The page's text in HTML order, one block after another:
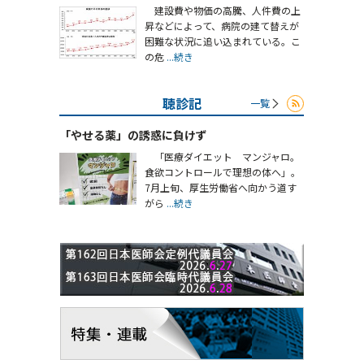
建設費や物価の高騰、人件費の上
昇などによって、病院の建て替えが
困難な状況に追い込まれている。こ
の危 ...続き
聴診記 一覧
「やせる薬」の誘惑に負けず
「医療ダイエット マンジャロ。
食欲コントロールで理想の体へ」。
7月上旬、厚生労働省へ向かう道す
がら ...続き